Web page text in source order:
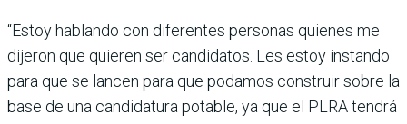
“Estoy hablando con diferen­tes personas quienes me
dije­ron que quieren ser candida­tos. Les estoy instando
para que se lancen para que poda­mos construir sobre la
base de una candidatura potable, ya que el PLRA tendrá